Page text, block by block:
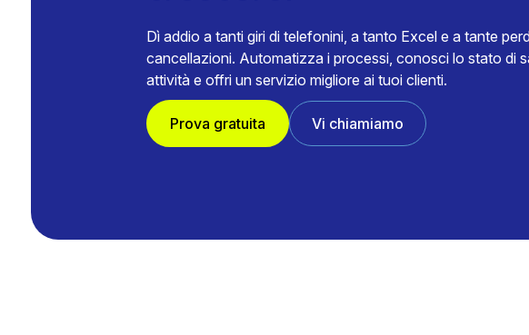
Dì addio a tanti giri di telefonini, a tanto Excel e a tante
cancellazioni. Automatizza i processi, conosci lo stato di
attività e offri un servizio migliore ai tuoi clienti.
Prova gratuita Vi chiamiamo